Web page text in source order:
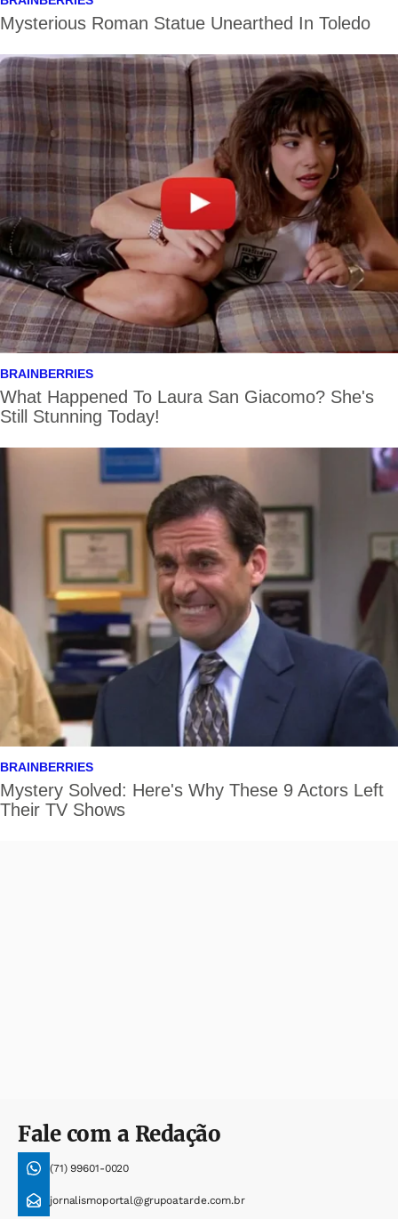
Fale com a Redação
(71) 99601-0020
jornalismoportal@grupoatarde.com.br